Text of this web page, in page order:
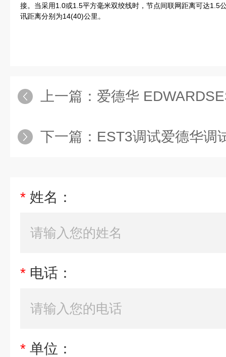
接。当采用1.0或1.5平方毫米双绞线时，节点间联网距离可达1.5
讯距离分别为14(40)公里。
上一篇： 爱德华
下一篇： EST3调试爱德华调
* 姓名：
* 电话：
* 单位：